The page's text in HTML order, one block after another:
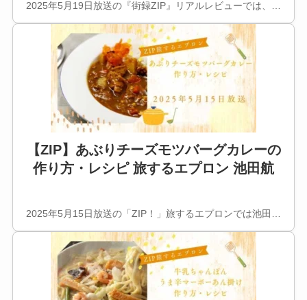
2025年5月19日放送の『街録ZIP』リアルレビューでは、…
【ZIP】あぶりチーズモツバーグカレーの
作り方・レシピ 旅するエプロン 池田航
2025年5月15日放送の「ZIP！」旅するエプロンでは池田…